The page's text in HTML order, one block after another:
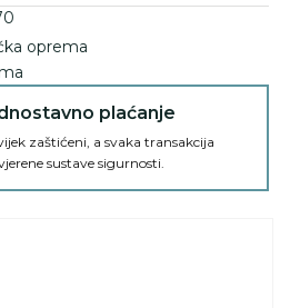
oprema
plaćanje
zaštićeni, a svaka transakcija
sustave sigurnosti.